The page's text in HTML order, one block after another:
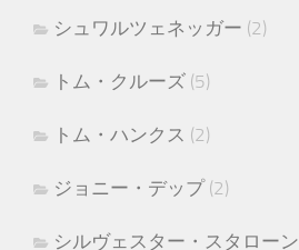
シュワルツェネッガー (2)
トム・クルーズ (5)
トム・ハンクス (2)
ジョニー・デップ(2)
シルヴェスター・スタローン